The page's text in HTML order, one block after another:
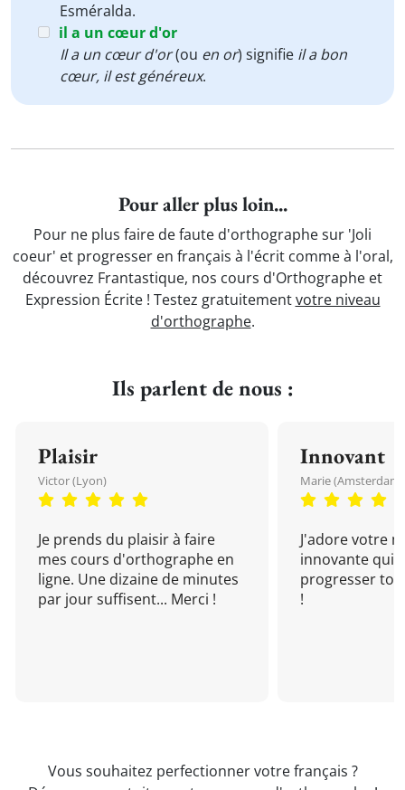
Esméralda.
il a un cœur d'or
Il a un cœur d'or(ou en or) signifie il a bon
cœur, il est généreux.
Pour aller plus loin...
Pour ne plus faire de faute d'orthographe sur 'Joli
coeur' et progresser en français à l'écrit comme à l'oral,
découvrez Frantastique, nos cours d'Orthographe et
Expression Écrite ! Testez gratuitementvotre niveau
d'orthographe.
Ils parlent de nous :
Plaisir
Victor (Lyon)
Je prends du plaisir à faire
mes cours d'orthographe en
ligne. Une dizaine de minutes
par jour suffisent... Merci !
Innovant
Marie (Amsterdam)
J'adore votre
innovante qui
progresser
!
Vous souhaitez perfectionner votre français ?